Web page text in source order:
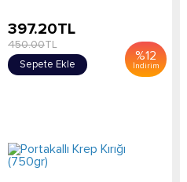
%12
İndirim
397.20TL
450.00TL
Sepete Ekle